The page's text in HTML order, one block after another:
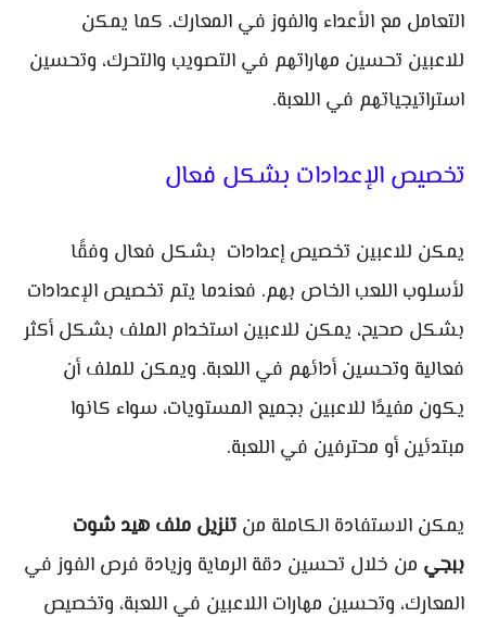
التعامل مع الأعداء والفوز في المعارك. كما يمكن
للاعبين تحسين مهاراتهم في التصويب والتحرك، وتحسين
استراتيجياتهم في اللعبة.
تخصيص الإعدادات بشكل فعال
يمكن للاعبين تخصيص إعدادات بشكل فعال وفقًا
لأسلوب اللعب الخاص بهم. فعندما يتم تخصيص الإعدادات
بشكل صحيح، يمكن للاعبين استخدام الملف بشكل أكثر
فعالية وتحسين أدائهم في اللعبة. ويمكن للملف أن
يكون مفيدًا للاعبين بجميع المستويات، سواء كانوا
مبتدئين أو محترفين في اللعبة.
يمكن الاستفادة الكاملة من تنزيل ملف هيد شوت
ببجي من خلال تحسين دقة الرماية وزيادة فرص الفوز في
المعارك، وتحسين مهارات اللاعبين في اللعبة، وتخصيص